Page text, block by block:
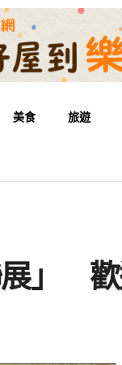
美食 旅遊
展」